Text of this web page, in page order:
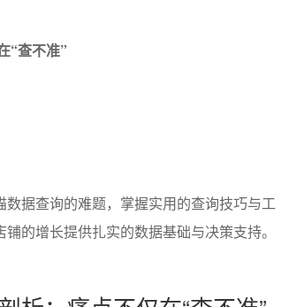
“查不准”
据查询的难题，掌握实用的查询技巧与工
的增长提供扎实的数据基础与决策支持。